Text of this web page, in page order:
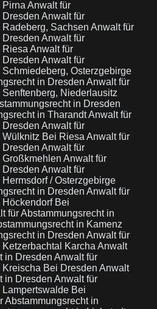
Pirna Anwalt für
Dresden Anwalt für
Sachsen Anwalt für
Dresden Anwalt für
Riesa Anwalt für
Dresden Anwalt für
Osterzgebirge
in Dresden Anwalt für
Niederlausitz
in Dresden
in TharandtAnwalt für
Dresden Anwalt für
Bei Riesa Anwalt für
Dresden Anwalt für
Anwalt für
Dresden Anwalt für
/ Osterzgebirge
in Dresden Anwalt für
Bei
für Abstammungsrecht in
in Kamenz
in Dresden Anwalt für
Karcha Anwalt
in Dresden Anwalt für
Bei Dresden Anwalt
in Dresden Anwalt für
Bei
Abstammungsrecht in